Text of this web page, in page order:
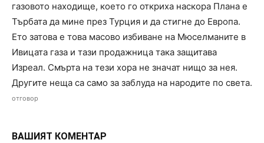
газовото находище, което го откриха наскора Плана е
Търбата да мине през Турция и да стигне до Европа.
Ето затова е това масово избиване на Мюселманите в
Ивицата газа и тази продажница така защитава
Изреал. Смърта на тези хора не значат нищо за нея.
Другите неща са само за заблуда на народите по света.
отговор
ВАШИЯТ КОМЕНТАР